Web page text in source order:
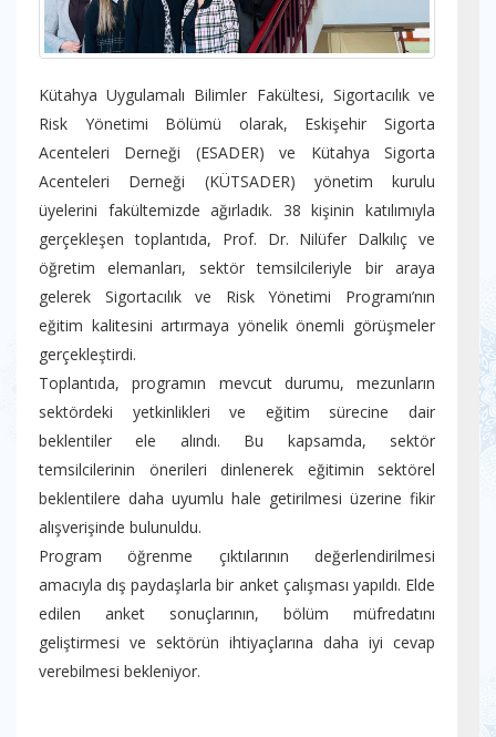
Kütahya Uygulamalı Bilimler Fakültesi, Sigortacılık ve
Risk Yönetimi Bölümü olarak, Eskişehir Sigorta
Acenteleri Derneği (ESADER) ve Kütahya Sigorta
Acenteleri Derneği (KÜTSADER) yönetim kurulu
üyelerini fakültemizde ağırladık. 38 kişinin katılımıyla
gerçekleşen toplantıda, Prof. Dr. Nilüfer Dalkılıç ve
öğretim elemanları, sektör temsilcileriyle bir araya
gelerek Sigortacılık ve Risk Yönetimi Programı’nın
eğitim kalitesini artırmaya yönelik önemli görüşmeler
gerçekleştirdi.
Toplantıda, programın mevcut durumu, mezunların
sektördeki yetkinlikleri ve eğitim sürecine dair
beklentiler ele alındı. Bu kapsamda, sektör
temsilcilerinin önerileri dinlenerek eğitimin sektörel
beklentilere daha uyumlu hale getirilmesi üzerine fikir
alışverişinde bulunuldu.
Program öğrenme çıktılarının değerlendirilmesi
amacıyla dış paydaşlarla bir anket çalışması yapıldı. Elde
edilen anket sonuçlarının, bölüm müfredatını
geliştirmesi ve sektörün ihtiyaçlarına daha iyi cevap
verebilmesi bekleniyor.